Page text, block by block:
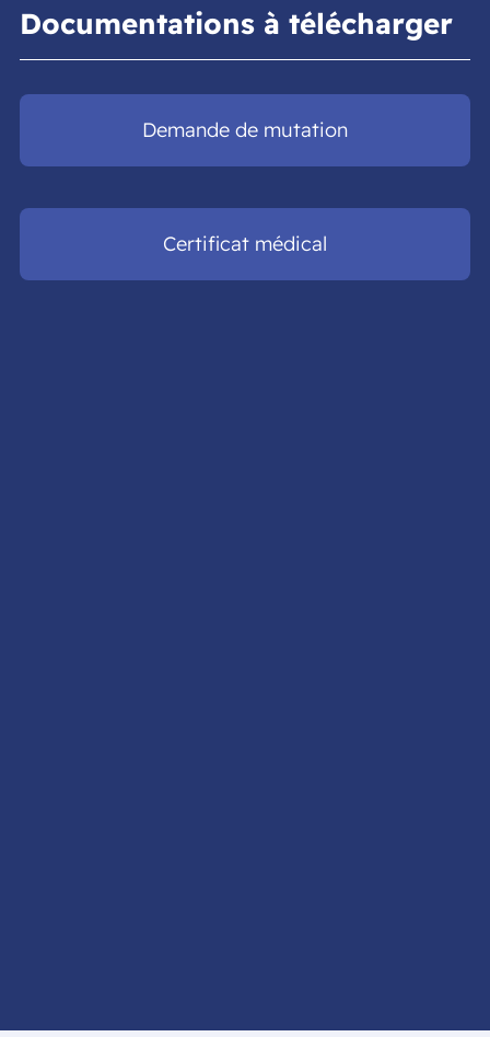
Documentations à télécharger
Demande de mutation
Certificat médical